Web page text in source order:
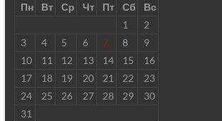
Пн
Вт Ср Чт Пт Сб
Вс
1
2
3
4 5 6 7 8
9
10
11 12 13 14 15
16
17
18 19 20 21 22
23
24
25 26 27 28 29
30
31